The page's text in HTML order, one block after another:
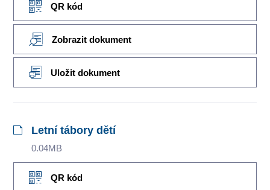
QR kód
Zobrazit dokument
Uložit dokument
Letní tábory dětí
0.04MB
QR kód